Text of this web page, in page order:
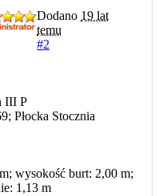
Dodano 19 lat
temu
#2
III P
Płocka Stocznia
wysokość burt: 2,00 m;
1,13 m